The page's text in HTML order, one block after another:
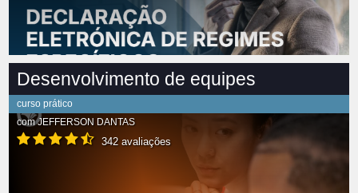
Desenvolvimento de equipes
curso prático
comJEFFERSON DANTAS
342 avaliações